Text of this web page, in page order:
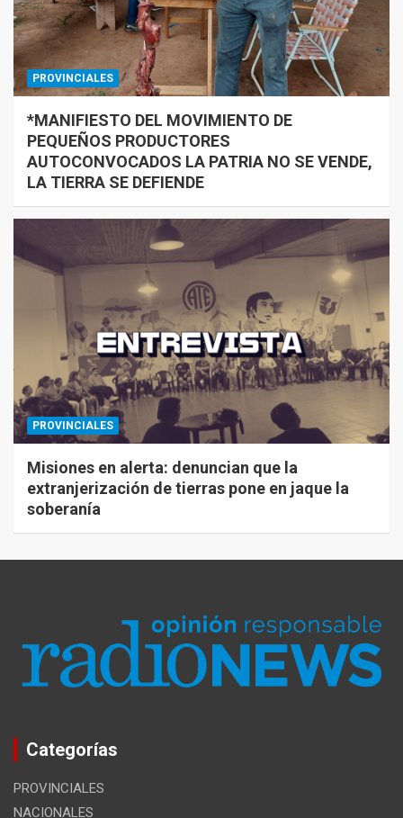
PROVINCIALES
*MANIFIESTO DEL MOVIMIENTO DE
PEQUEÑOS PRODUCTORES
AUTOCONVOCADOS LA PATRIA NO SE VENDE,
LA TIERRA SE DEFIENDE
PROVINCIALES
Misiones en alerta: denuncian que la
extranjerización de tierras pone en jaque la
soberanía
Categorías
PROVINCIALES
NACIONALES